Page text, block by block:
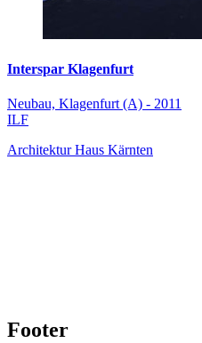
Interspar Klagenfurt
Neubau, Klagenfurt (A) - 2011
ILF
Architektur Haus Kärnten
Footer